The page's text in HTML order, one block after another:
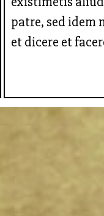
patre, sed idem
et dicere et